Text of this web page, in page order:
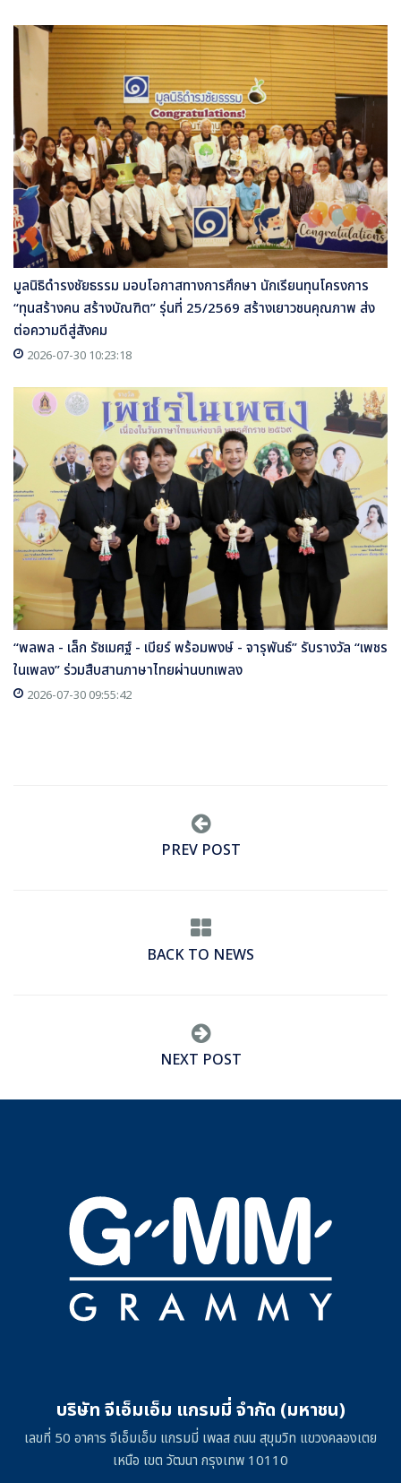
มูลนิธิดำรงชัยธรรม มอบโอกาสทางการศึกษา นักเรียนทุนโครงการ
“ทุนสร้างคน สร้างบัณฑิต” รุ่นที่ 25/2569 สร้างเยาวชนคุณภาพ ส่ง
ต่อความดีสู่สังคม
2026-07-30 10:23:18
“พลพล - เล็ก รัชเมศฐ์ - เบียร์ พร้อมพงษ์ - จารุพันธ์” รับรางวัล “เพชร
ในเพลง” ร่วมสืบสานภาษาไทยผ่านบทเพลง
2026-07-30 09:55:42
PREV POST
BACK TO NEWS
NEXT POST
บริษัท จีเอ็มเอ็ม แกรมมี่ จำกัด (มหาชน)
เลขที่ 50 อาคาร จีเอ็มเอ็ม แกรมมี่ เพลส ถนน สุขุมวิท แขวงคลองเตย
เหนือ เขต วัฒนา กรุงเทพ 10110